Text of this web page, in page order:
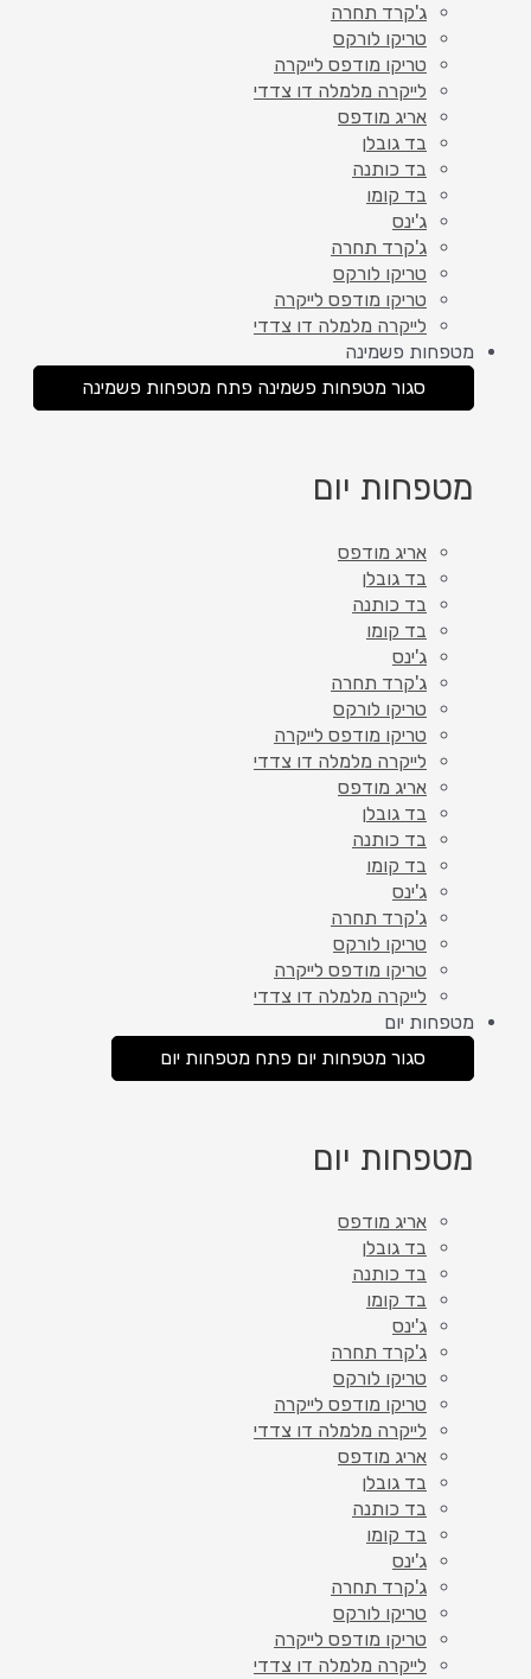
ג'קרד תחרה
טריקו לורקס
טריקו מודפס לייקרה
לייקרה מלמלה דו צדדי
אריג מודפס
בד גובלן
בד כותנה
בד קומו
ג'ינס
ג'קרד תחרה
טריקו לורקס
טריקו מודפס לייקרה
לייקרה מלמלה דו צדדי
מטפחות פשמינה
סגור מטפחות פשמינה פתח מטפחות פשמינה
מטפחות יום
אריג מודפס
בד גובלן
בד כותנה
בד קומו
ג'ינס
ג'קרד תחרה
טריקו לורקס
טריקו מודפס לייקרה
לייקרה מלמלה דו צדדי
אריג מודפס
בד גובלן
בד כותנה
בד קומו
ג'ינס
ג'קרד תחרה
טריקו לורקס
טריקו מודפס לייקרה
לייקרה מלמלה דו צדדי
מטפחות יום
סגור מטפחות יום פתח מטפחות יום
מטפחות יום
אריג מודפס
בד גובלן
בד כותנה
בד קומו
ג'ינס
ג'קרד תחרה
טריקו לורקס
טריקו מודפס לייקרה
לייקרה מלמלה דו צדדי
אריג מודפס
בד גובלן
בד כותנה
בד קומו
ג'ינס
ג'קרד תחרה
טריקו לורקס
טריקו מודפס לייקרה
לייקרה מלמלה דו צדדי